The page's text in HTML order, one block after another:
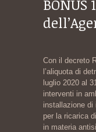
BONUS
Con il decreto
l’aliquota di
luglio 2020 al
interventi in
installazione
per la ricarica
in materia